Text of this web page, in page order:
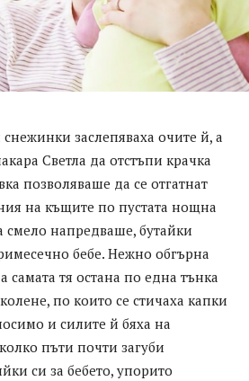
заслепяваха очите й, а
Светла да отстъпи крачка
позволяваше да се отгатнат
на къщите по пустата нощна
напредваше, бутайки
бебе. Нежно обгърна
самата тя остана по една тънка
по които се стичаха капки
и силите й бяха на
пъти почти загуби
си за бебето, упорито